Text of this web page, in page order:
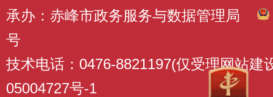
承办：赤峰市政务服务与数据管理局
号
技术电话：0476-8821197(仅受理网站建
05004727号-1